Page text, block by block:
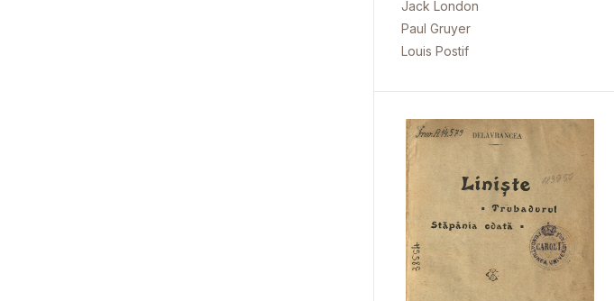
Jack London
Paul Gruyer
Louis Postif